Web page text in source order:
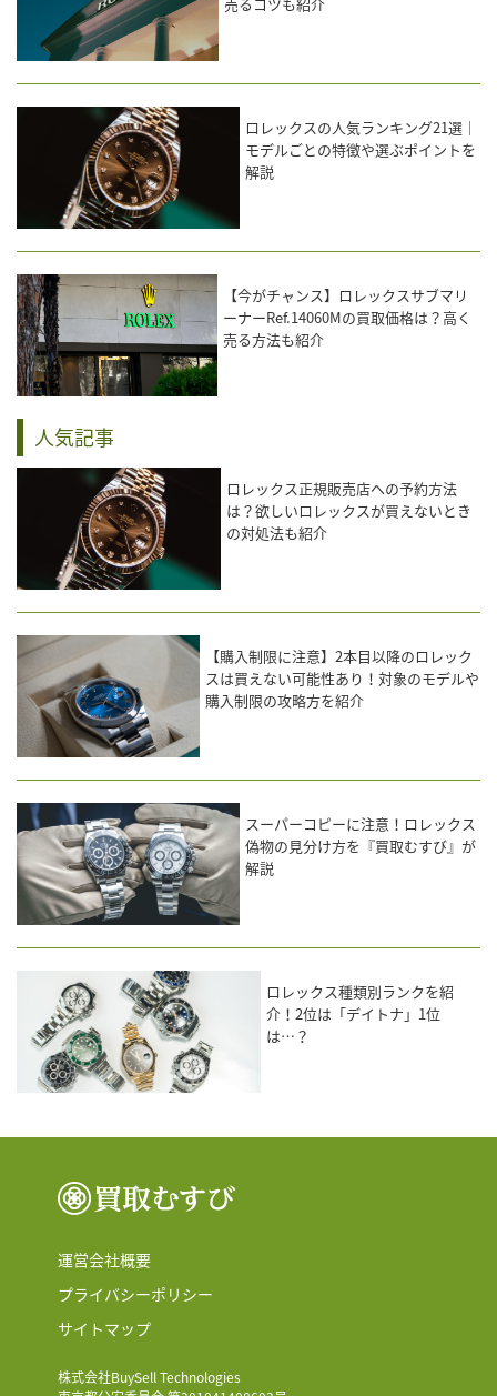
ロレックスの人気ランキング21選｜
モデルごとの特徴や選ぶポイントを
解説
【今がチャンス】ロレックスサブマリ
ーナーRef.14060Mの買取価格は？高く
売る方法も紹介
人気記事
ロレックス正規販売店への予約方法
は？欲しいロレックスが買えないとき
の対処法も紹介
【購入制限に注意】2本目以降のロレック
スは買えない可能性あり！対象のモデルや
購入制限の攻略方を紹介
スーパーコピーに注意！ロレックス
偽物の見分け方を『買取むすび』が
解説
ロレックス種類別ランクを紹
介！2位は「デイトナ」1位
は…？
運営会社概要
プライバシーポリシー
サイトマップ
株式会社BuySell Technologies